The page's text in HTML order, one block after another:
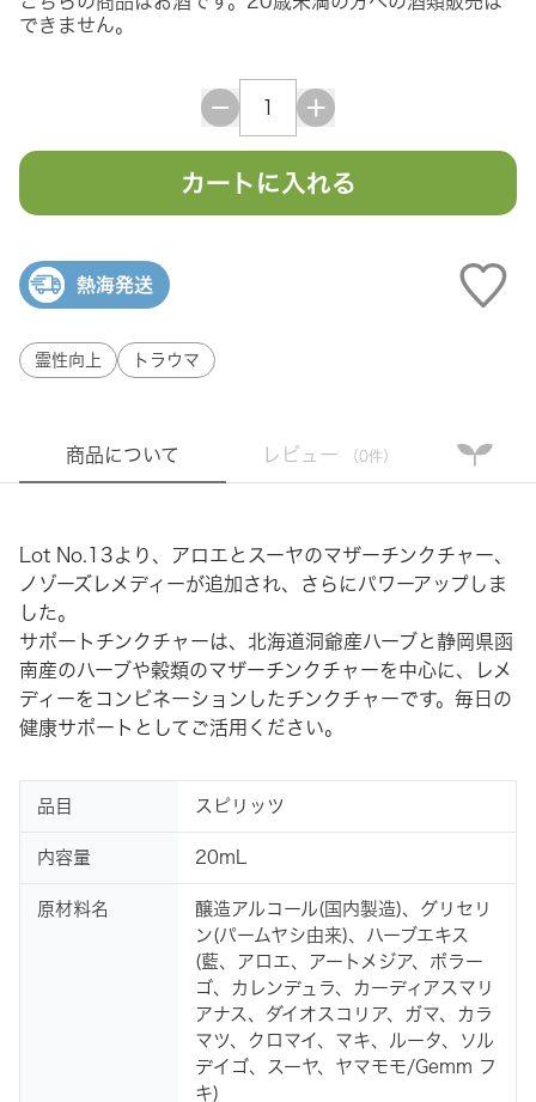
できません。
カートに入れる
熱海発送
霊性向上 トラウマ
商品について レビュー （0件）
Lot No.13より、アロエとスーヤのマザーチンクチャー、
ノゾーズレメディーが追加され、さらにパワーアップしま
した。
サポートチンクチャーは、北海道洞爺産ハーブと静岡県函
南産のハーブや穀類のマザーチンクチャーを中心に、レメ
ディーをコンビネーションしたチンクチャーです。毎日の
健康サポートとしてご活用ください。
品目 スピリッツ
内容量 20mL
原材料名
醸造アルコール(国内製造)、グリセリ
ン(パームヤシ由来)、ハーブエキス
(藍、アロエ、アートメジア、ボラー
ゴ、カレンデュラ、カーディアスマリ
アナス、ダイオスコリア、ガマ、カラ
マツ、クロマイ、マキ、ルータ、ソル
デイゴ、スーヤ、ヤマモモ/Gemm フ
キ)